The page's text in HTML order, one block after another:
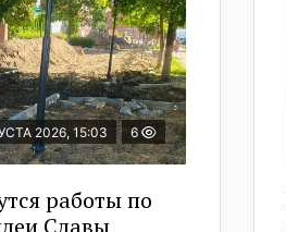
2026, 15:03 6
работы по
Славы